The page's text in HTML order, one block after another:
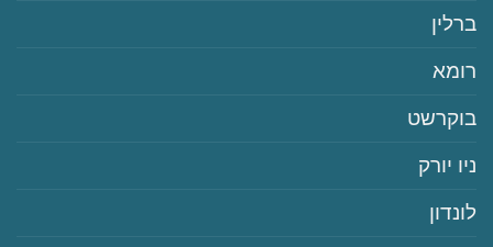
‏ברלין
‏רומא
‏בוקרשט
‏ניו יורק
‏לונדון